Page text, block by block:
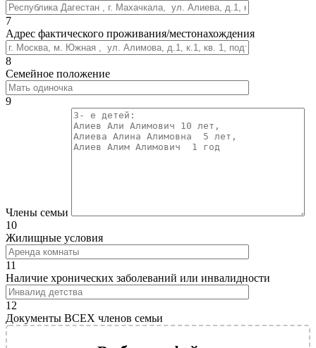
7
Адрес фактического проживания/местонахождения
8
Семейное положение
9
Члены семьи
10
Жилищные условия
11
Наличие хронических заболеваний или инвалидности
12
Документы ВСЕХ членов семьи